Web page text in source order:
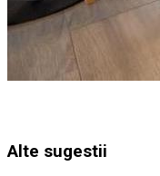
Alte sugestii